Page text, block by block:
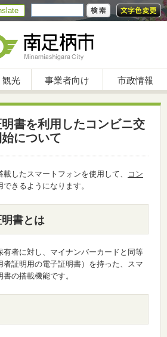
観光 事業者向け 市政情報
書を利用したコンビニ交
について
したスマートフォンを使用して、
コン
できるようになります。
書とは
有者に対し、マイナンバーカードと同等
者証明用の電子証明書）を持った、スマ
の搭載機能です。